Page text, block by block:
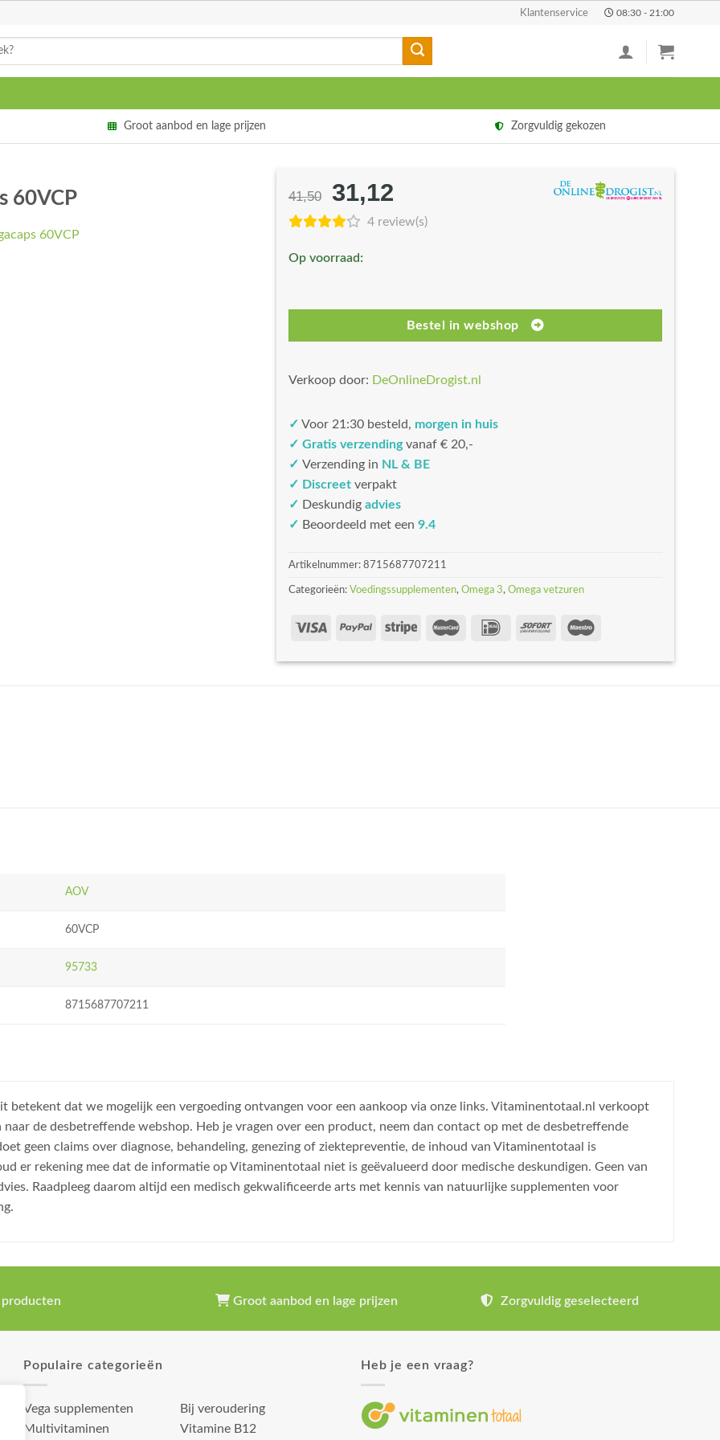
Klantenservice 08:30 - 21:00
Groot aanbod en lage prijzen Zorgvuldig gekozen
60VCP 41,50
Oorspronkelijke
prijs
€41,50.
31,12
prijs
4 review(s)
Op voorraad:
Bestel in webshop
Verkoop door: DeOnlineDrogist.nl
✓ Voor 21:30 besteld, morgen in huis
✓ Gratis verzendingvanaf € 20,-
✓ Verzending in NL & BE
✓ Discreet verpakt
✓ Deskundig advies
✓ Beoordeeld met een 9.4
Artikelnummer: 8715687707211
Categorieën: Voedingssupplementen, Omega 3, Omega vetzuren
AOV
60VCP
95733
8715687707211
dat we mogelijk een vergoeding ontvangen voor een aankoop via onze links. Vitaminentotaal.nl verkoopt
de desbetreffende webshop. Heb je vragen over een product, neem dan contact op met de desbetreffende
geen claims over diagnose, behandeling, genezing of ziektepreventie, de inhoud van Vitaminentotaal is
er rekening mee dat de informatie op Vitaminentotaal niet is geëvalueerd door medische deskundigen. Geen van
Raadpleeg daarom altijd een medisch gekwalificeerde arts met kennis van natuurlijke supplementen voor
producten Groot aanbod en lage prijzen Zorgvuldig geselecteerd
Populaire categorieën
Vega supplementen
Multivitaminen
Bij veroudering
Vitamine B12
Heb je een vraag?